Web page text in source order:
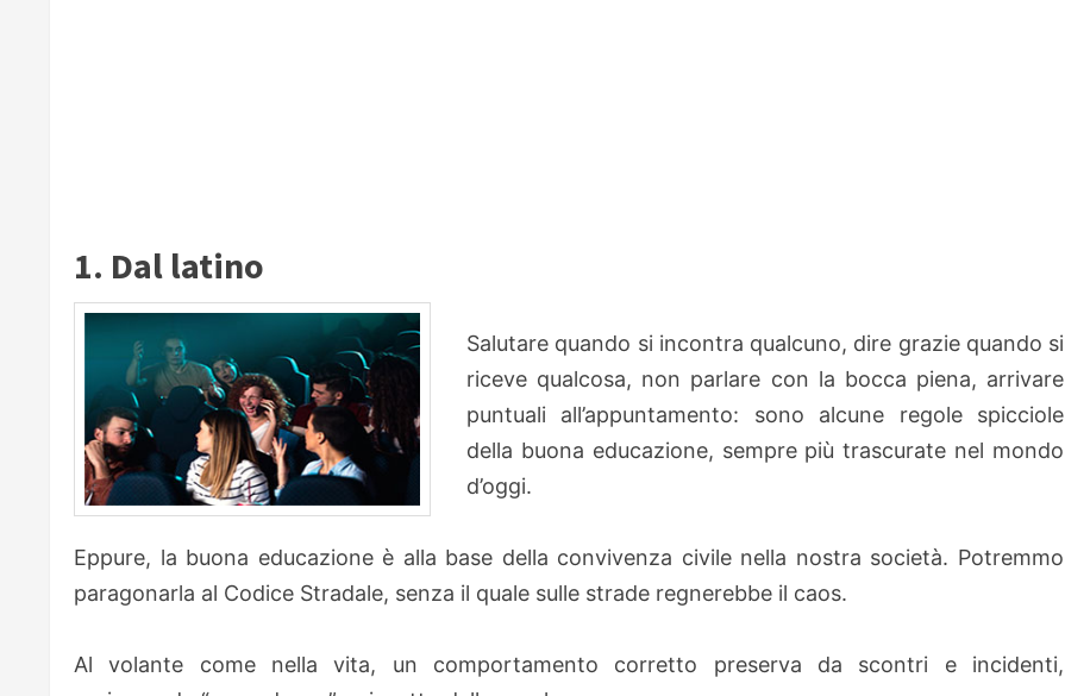
1. Dal latino
Salutare quando si incontra qualcuno, dire grazie quando si
riceve qualcosa, non parlare con la bocca piena, arrivare
puntuali all’appuntamento: sono alcune regole spicciole
della buona educazione, sempre più trascurate nel mondo
d’oggi.
Eppure, la buona educazione è alla base della convivenza civile nella nostra società. Potremmo
paragonarla al Codice Stradale, senza il quale sulle strade regnerebbe il caos.
Al volante come nella vita, un comportamento corretto preserva da scontri e incidenti,